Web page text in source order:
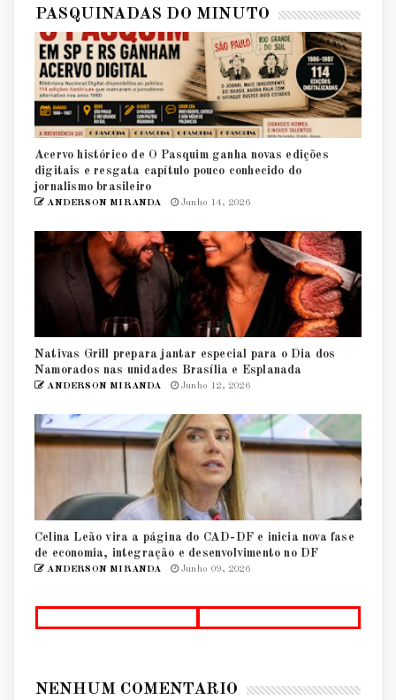
PASQUINADAS DO MINUTO
Acervo histórico de O Pasquim ganha novas edições
digitais e resgata capítulo pouco conhecido do
jornalismo brasileiro
ANDERSON MIRANDA Junho 14, 2026
Nativas Grill prepara jantar especial para o Dia dos
Namorados nas unidades Brasília e Esplanada
ANDERSON MIRANDA Junho 12, 2026
Celina Leão vira a página do CAD-DF e inicia nova fase
de economia, integração e desenvolvimento no DF
ANDERSON MIRANDA Junho 09, 2026
NENHUM COMENTÁRIO